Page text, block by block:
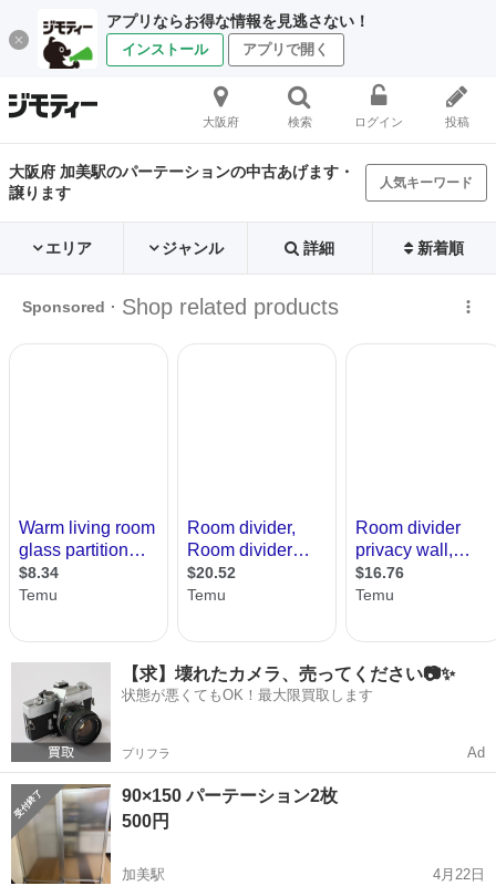
アプリならお得な情報を見逃さない！
インストール アプリで開く
大阪府 検索 ログイン 投稿
大阪府 加美駅のパーテーションの中古あげます・
譲ります
人気キーワード
エリア ジャンル 詳細 新着順
【求】壊れたカメラ、売ってください📷✨
状態が悪くてもOK！最大限買取します
プリフラ Ad
90×150 パーテーション2枚
500円
加美駅
4月22日